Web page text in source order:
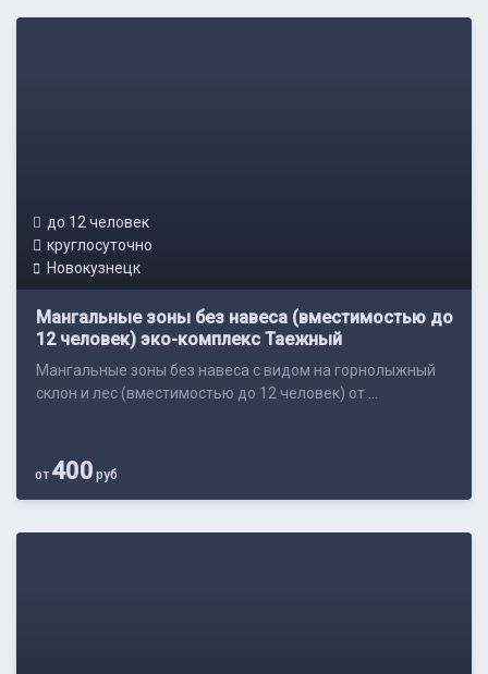
до 12 человек
круглосуточно
Новокузнецк
Мангальные зоны без навеса (вместимостью до
12 человек) эко-комплекс Таежный
Мангальные зоны без навеса с видом на горнолыжный
склон и лес (вместимостью до 12 человек) от ...
от400 руб